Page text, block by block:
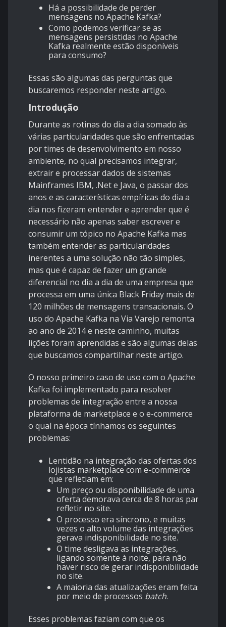
Há a possibilidade de perder
mensagens no Apache Kafka?
Como podemos verificar se as
mensagens persistidas no Apache
Kafka realmente estão disponíveis
para consumo?
Essas são algumas das perguntas que
buscaremos responder neste artigo.
Introdução
Durante as rotinas do dia a dia somado às
várias particularidades que são enfrentadas
por times de desenvolvimento em nosso
ambiente, no qual precisamos integrar,
extrair e processar dados de sistemas
Mainframes IBM, .Net e Java, o passar dos
anos e as características empíricas do dia a
dia nos fizeram entender e aprender que é
necessário não apenas saber escrever e
consumir um tópico no Apache Kafka mas
também entender as particularidades
inerentes a uma solução não tão simples,
mas que é capaz de fazer um grande
diferencial no dia a dia de uma empresa que
processa em uma única Black Friday mais de
120 milhões de mensagens transacionais. O
uso do Apache Kafka na Via Varejo remonta
ao ano de 2014 e neste caminho, muitas
lições foram aprendidas e são algumas delas
que buscamos compartilhar neste artigo.
O nosso primeiro caso de uso com o Apache
Kafka foi implementado para resolver
problemas de integração entre a nossa
plataforma de marketplace e o e-commerce
o qual na época tínhamos os seguintes
problemas:
Lentidão na integração das ofertas dos
lojistas marketplace com e-commerce
que refletiam em:
Um preço ou disponibilidade de uma
oferta demorava cerca de 8 horas para
refletir no site.
O processo era síncrono, e muitas
vezes o alto volume das integrações
gerava indisponibilidade no site.
O time desligava as integrações,
ligando somente à noite, para não
haver risco de gerar indisponibilidade
no site.
A maioria das atualizações eram feitas
por meio de processos batch.
Esses problemas faziam com que os